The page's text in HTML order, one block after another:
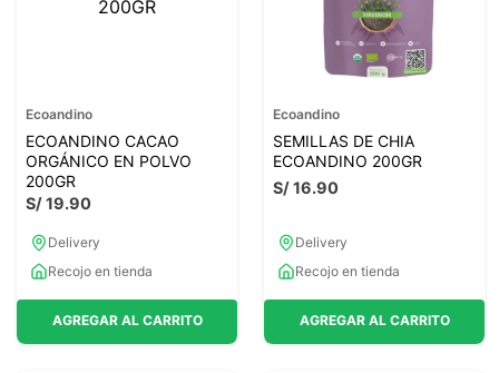
magnesio
Ecoandino
ECOANDINO CACAO
ORGÁNICO EN POLVO
200GR
S/19.90
Delivery
Recojo en tienda
AGREGAR AL CARRITO
Ecoandino
SEMILLAS DE CHIA
ECOANDINO 200GR
S/16.90
Delivery
Recojo en tienda
AGREGAR AL CARRITO